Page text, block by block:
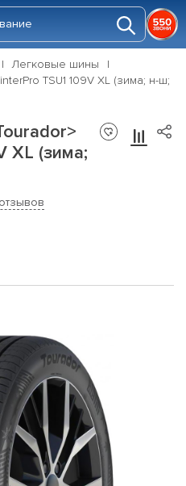
Легковые шины
TSU1 109V XL (зима; н-ш;
XL (зима;